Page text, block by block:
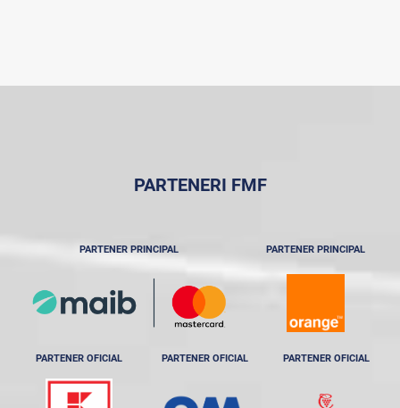
PARTENERI FMF
PARTENER PRINCIPAL PARTENER PRINCIPAL
PARTENER OFICIAL PARTENER OFICIAL PARTENER OFICIAL